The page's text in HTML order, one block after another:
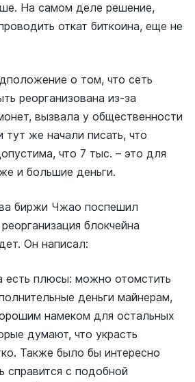
На самом деле решение,
откат биткоина, еще не
о том, что сеть
реорганизована из-за
вызвала у общественности
же начали писать, что
что 7 тыс. – это для
и большие деньги.
биржи Чжао поспешил
блокчейна
Он написал:
есть плюсы: можно отомстить
деньги майнерам,
намеком для остальных
думают, что украсть
Также было бы интересно
справится с подобной